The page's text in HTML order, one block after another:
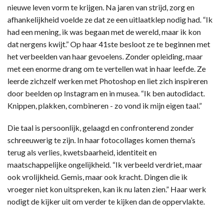
nieuwe leven vorm te krijgen. Na jaren van strijd, zorg en
afhankelijkheid voelde ze dat ze een uitlaatklep nodig had. “Ik
had een mening, ik was begaan met de wereld, maar ik kon
dat nergens kwijt.” Op haar 41ste besloot ze te beginnen met
het verbeelden van haar gevoelens. Zonder opleiding, maar
met een enorme drang om te vertellen wat in haar leefde. Ze
leerde zichzelf werken met Photoshop en liet zich inspireren
door beelden op Instagram en in musea. “Ik ben autodidact.
Knippen, plakken, combineren - zo vond ik mijn eigen taal.”
Die taal is persoonlijk, gelaagd en confronterend zonder
schreeuwerig te zijn. In haar fotocollages komen thema’s
terug als verlies, kwetsbaarheid, identiteit en
maatschappelijke ongelijkheid. “Ik verbeeld verdriet, maar
ook vrolijkheid. Gemis, maar ook kracht. Dingen die ik
vroeger niet kon uitspreken, kan ik nu laten zien.” Haar werk
nodigt de kijker uit om verder te kijken dan de oppervlakte.